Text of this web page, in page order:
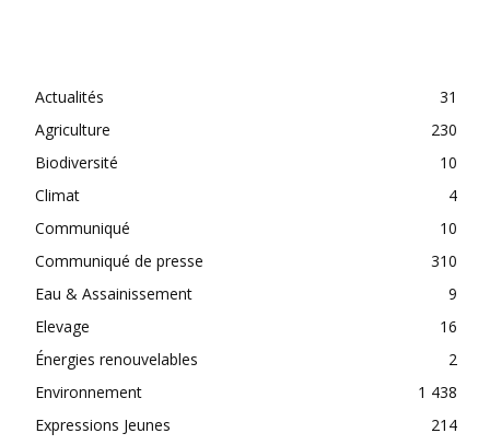
Actualités
31
Agriculture
230
Biodiversité
10
Climat
4
Communiqué
10
Communiqué de presse
310
Eau & Assainissement
9
Elevage
16
Énergies renouvelables
2
Environnement
1 438
Expressions Jeunes
214